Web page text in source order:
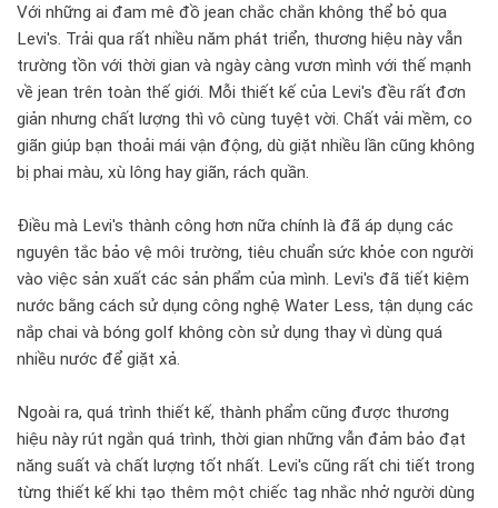
Với những ai đam mê đồ jean chắc chắn không thể bỏ qua
Levi's. Trải qua rất nhiều năm phát triển, thương hiệu này vẫn
trường tồn với thời gian và ngày càng vươn mình với thế mạnh
về jean trên toàn thế giới. Mỗi thiết kế của Levi's đều rất đơn
giản nhưng chất lượng thì vô cùng tuyệt vời. Chất vải mềm, co
giãn giúp bạn thoải mái vận động, dù giặt nhiều lần cũng không
bị phai màu, xù lông hay giãn, rách quần.
Điều mà Levi's thành công hơn nữa chính là đã áp dụng các
nguyên tắc bảo vệ môi trường, tiêu chuẩn sức khỏe con người
vào việc sản xuất các sản phẩm của mình. Levi's đã tiết kiệm
nước bằng cách sử dụng công nghệ Water Less, tận dụng các
nắp chai và bóng golf không còn sử dụng thay vì dùng quá
nhiều nước để giặt xả.
Ngoài ra, quá trình thiết kế, thành phẩm cũng được thương
hiệu này rút ngắn quá trình, thời gian những vẫn đảm bảo đạt
năng suất và chất lượng tốt nhất. Levi's cũng rất chi tiết trong
từng thiết kế khi tạo thêm một chiếc tag nhắc nhở người dùng